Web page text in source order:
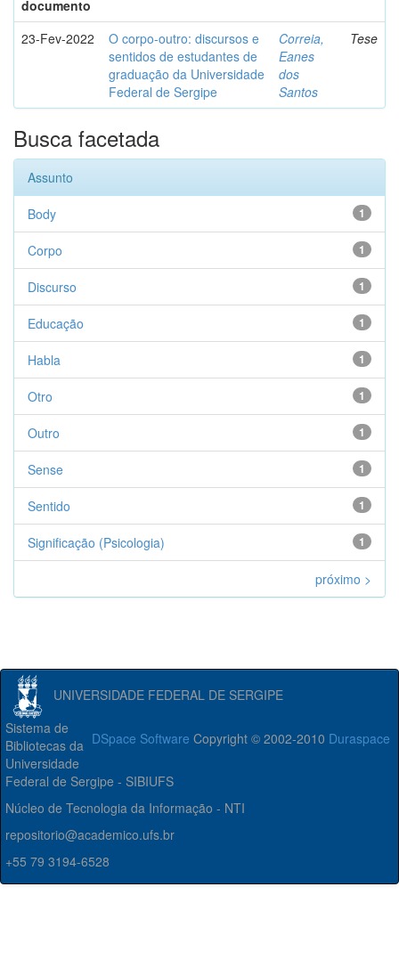
documento
23-Fev-2022
O corpo-outro: discursos e
sentidos de estudantes de
graduação da Universidade
Federal de Sergipe
Correia,
Eanes
dos
Santos
Tese
Busca facetada
Assunto
1
Body
1
Corpo
1
Discurso
1
Educação
1
Habla
1
Otro
1
Outro
1
Sense
1
Sentido
1
Significação (Psicologia)
próximo >
UNIVERSIDADE FEDERAL DE SERGIPE
DSpace Software Copyright © 2002-2010 Duraspace
Sistema de
Bibliotecas da
Universidade
Federal de Sergipe - SIBIUFS
Núcleo de Tecnologia da Informação - NTI
repositorio@academico.ufs.br
+55 79 3194-6528